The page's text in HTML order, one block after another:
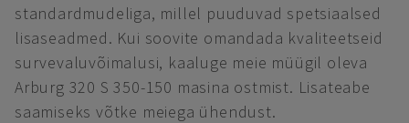
standardmudeliga, millel puuduvad spetsiaalsed
lisaseadmed. Kui soovite omandada kvaliteetseid
survevaluvõimalusi, kaaluge meie müügil oleva
Arburg 320 S 350-150 masina ostmist. Lisateabe
saamiseks võtke meiega ühendust.